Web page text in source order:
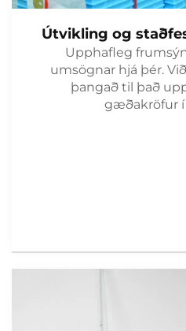
Útvikling og
Upphafleg
umsögnar hjá þér.
þangað til það
gæðakröfur í